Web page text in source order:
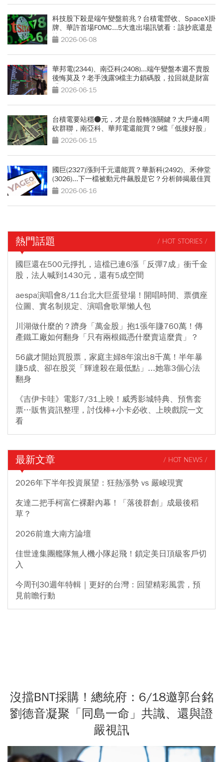
科技股下殺是端午變盤前兆？台積電營收、SpaceX掛
牌、華許首場FOMC...5大進出場訊號看：該抄底還是
快下車
2026-06-08
華邦電(2344)、南亞科(2408)...端午變盤本週不賣股
後悔莫及？老手洩露9檔主力鎖碼股，拉回就是財富
重分配機會
2026-06-15
台積電要站穩●元，才是台股轉強關鍵？大戶連4周
砍群聯，南亞科、華邦電還能買？9檔「低接好股」
一次看
2026-06-15
國巨(2327)漲到千元還能買？華新科(2492)、禾伸堂
(3026)...下一檔被動元件飆股是它？分析師揭最佳買
點 2026-06-16
熱門話題 / HOT STORIES /
國巨還在500元掙扎，這檔已連6漲「反彈7成」衝千金
股，法人喊到1430元，還有5成空間
aespa演唱會8/11台北大巨蛋登場！開唱時間、票價座
位圖、實名制規定、演唱會歌單懶人包
川湖做什麼的？躋身「萬金股」抱1張年賺760萬！傳
產鐵工廠如何翻身「只有兩根鐵憑什麼賣這麼貴」？
56歲才開始買股票，家庭主婦8年滾出8千萬！半年暴
賺5成、卻在股災「輝達殺在最低點」...她靠3個心法
翻身
《吉伊卡哇》電影7/31上映！威秀影城特典、預售套
票…販售資訊整理，討伐棒+小卡必收、上映戲院一文
看
最新文章 / HOT NEWS /
2026年下半年投資展望：狂熱漲勢 vs 嚴峻現實
友達二把手柯富仁裸辭內幕！「落後群創」成最後稻
草？
2026前進大南方論壇
佳世達集團艦隊無人機小隊起飛！鎖定美日頂級客戶切
入
今周刊30週年特輯｜更好的台灣：回望精彩風雲，預
見前瞻行動
沒擋BNT採購！總統府：6/18邀郭台銘
劉德音凝聚「同島一命」共識、還與證
嚴視訊